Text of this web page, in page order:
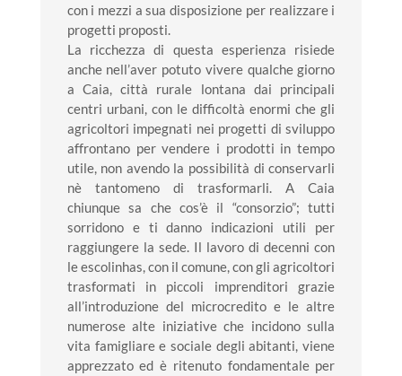
con i mezzi a sua disposizione per realizzare i
progetti proposti.
La ricchezza di questa esperienza risiede
anche nell’aver potuto vivere qualche giorno
a Caia, città rurale lontana dai principali
centri urbani, con le difficoltà enormi che gli
agricoltori impegnati nei progetti di sviluppo
affrontano per vendere i prodotti in tempo
utile, non avendo la possibilità di conservarli
nè tantomeno di trasformarli. A Caia
chiunque sa che cos’è il “consorzio”; tutti
sorridono e ti danno indicazioni utili per
raggiungere la sede. Il lavoro di decenni con
le escolinhas, con il comune, con gli agricoltori
trasformati in piccoli imprenditori grazie
all’introduzione del microcredito e le altre
numerose alte iniziative che incidono sulla
vita famigliare e sociale degli abitanti, viene
apprezzato ed è ritenuto fondamentale per